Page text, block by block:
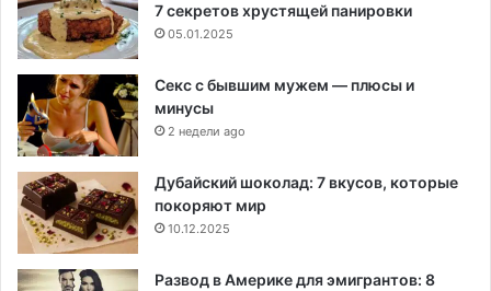
7 секретов хрустящей панировки
05.01.2025
Секс с бывшим мужем — плюсы и
минусы
2 недели ago
Дубайский шоколад: 7 вкусов, которые
покоряют мир
10.12.2025
Развод в Америке для эмигрантов: 8